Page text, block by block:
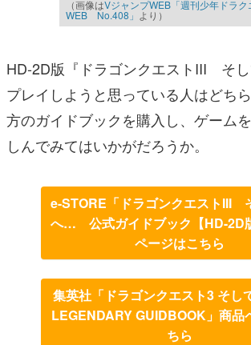
（画像はVジャンプWEB「週刊少年ドラ
WEB No.408」 より）
HD-2D版『ドラゴンクエストIII そ
プレイしようと思っている人はどち
方のガイドブックを購入し、ゲーム
しんでみてはいかがだろうか。
e-STORE「ドラゴンクエストIII
へ… 公式ガイドブック【HD-2D
ページはこちら
集英社「ドラゴンクエスト3 そ
LEGENDARY GUIDBOOK」商品
ちら